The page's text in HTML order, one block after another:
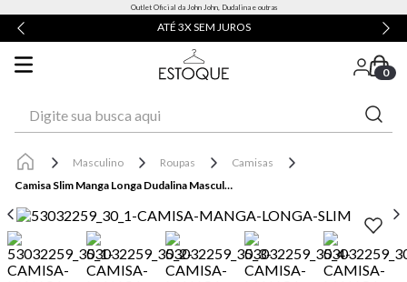
Outlet Oficial da John John, Dudalina e outras
ATÉ 3X SEM JUROS
0
Masculino Roupas
Camisas
Camisa Slim Manga Longa Dudalina Masculina